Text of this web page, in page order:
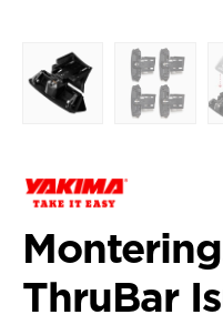
ThruBar